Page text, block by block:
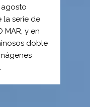
la serie de
y en
doble